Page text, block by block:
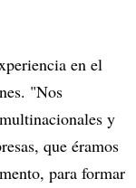
en el
"Nos
y
que éramos
para formar